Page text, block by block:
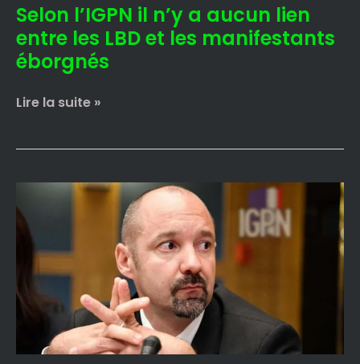
Selon l’IGPN il n’y a aucun lien
entre les LBD et les manifestants
éborgnés
et
les
manifestants
éborgnés
Lire la suite »
Vincent
Crase
nommé
directeur
l’IGPN